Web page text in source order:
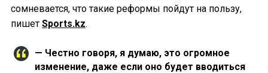
сомневается, что такие реформы пойдут на пользу,
пишет Sports.kz.
— Честно говоря, я думаю, это огромное
изменение, даже если оно будет вводиться